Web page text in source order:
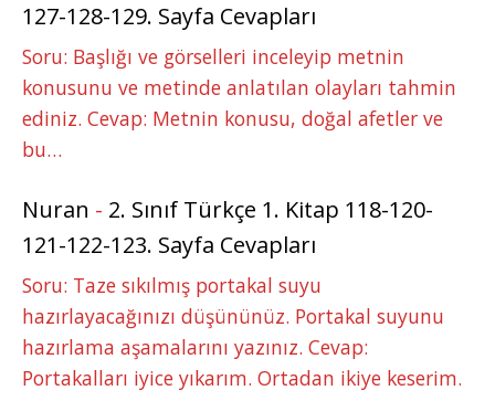
127-128-129. Sayfa Cevapları
Soru: Başlığı ve görselleri inceleyip metnin
konusunu ve metinde anlatılan olayları tahmin
ediniz. Cevap: Metnin konusu, doğal afetler ve
bu…
Nuran - 2. Sınıf Türkçe 1. Kitap 118-120-
121-122-123. Sayfa Cevapları
Soru: Taze sıkılmış portakal suyu
hazırlayacağınızı düşününüz. Portakal suyunu
hazırlama aşamalarını yazınız. Cevap:
Portakalları iyice yıkarım. Ortadan ikiye keserim.